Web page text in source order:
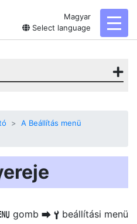
Magyar
Select language
A Beállítás menü
gomb U B beállítási menü